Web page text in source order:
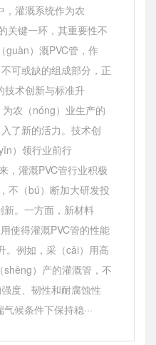
，灌溉系统作为农
关键一环，其重要性不
guàn）溉PVC管，作
可或缺的组成部分，正
技术创新与标准升
为农（nóng）业生产的
了新的活力。技术创
）领行业前行
，灌溉PVC管行业积极
不（bú）断加大研发投
新。一方面，新材料
使得灌溉PVC管的性能
。例如，采（cǎi）用高
shēng）产的灌溉管，不
度、韧性和耐腐蚀性
候条件下保持稳···